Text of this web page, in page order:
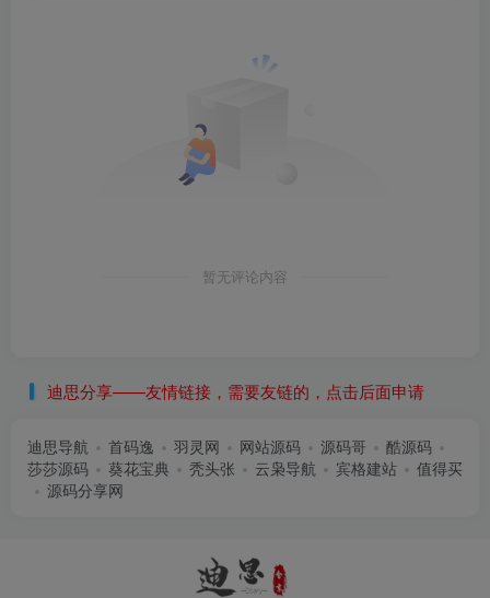
暂无评论内容
迪思分享——友情链接，需要友链的，点击后面申请
迪思导航 首码逸 羽灵网 网站源码 源码哥
酷源码
莎莎源码
葵花宝典 秃头张 云枭导航 宾格建站
值得买
源码分享网